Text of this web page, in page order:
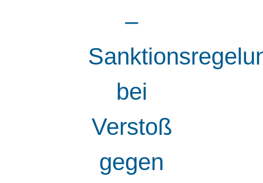
–
bei
Verstoß
gegen